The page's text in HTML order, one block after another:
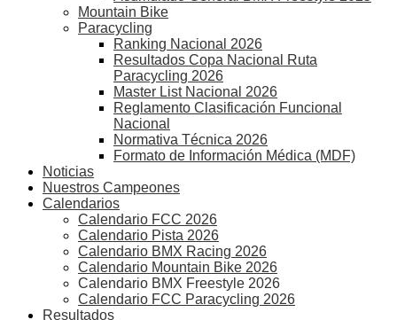
Mountain Bike
Paracycling
Ranking Nacional 2026
Resultados Copa Nacional Ruta
Paracycling 2026
Master List Nacional 2026
Reglamento Clasificación Funcional
Nacional
Normativa Técnica 2026
Formato de Información Médica (MDF)
Noticias
Nuestros Campeones
Calendarios
Calendario FCC 2026
Calendario Pista 2026
Calendario BMX Racing 2026
Calendario Mountain Bike 2026
Calendario BMX Freestyle 2026
Calendario FCC Paracycling 2026
Resultados